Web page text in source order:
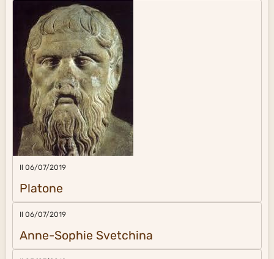
Il 06/07/2019
Platone
Il 06/07/2019
Anne-Sophie Svetchina